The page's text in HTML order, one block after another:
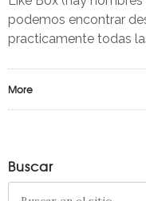
podemos encontrar
practicamente todas
More
Buscar